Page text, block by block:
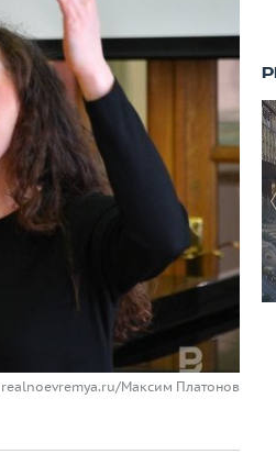
Максим Платонов